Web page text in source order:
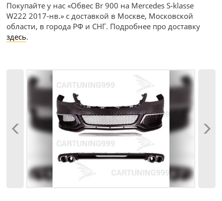
Покупайте у нас «Обвес Br 900 на Mercedes S-klasse
W222 2017-нв.» с доставкой в Москве, Московской
области, в города РФ и СНГ. Подробнее про доставку
здесь.